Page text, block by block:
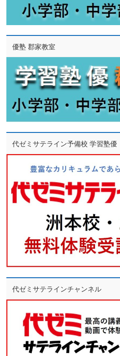
優塾 郡家教室
代ゼミサテライン予備校 学習塾優
代ゼミサテラインチャンネル